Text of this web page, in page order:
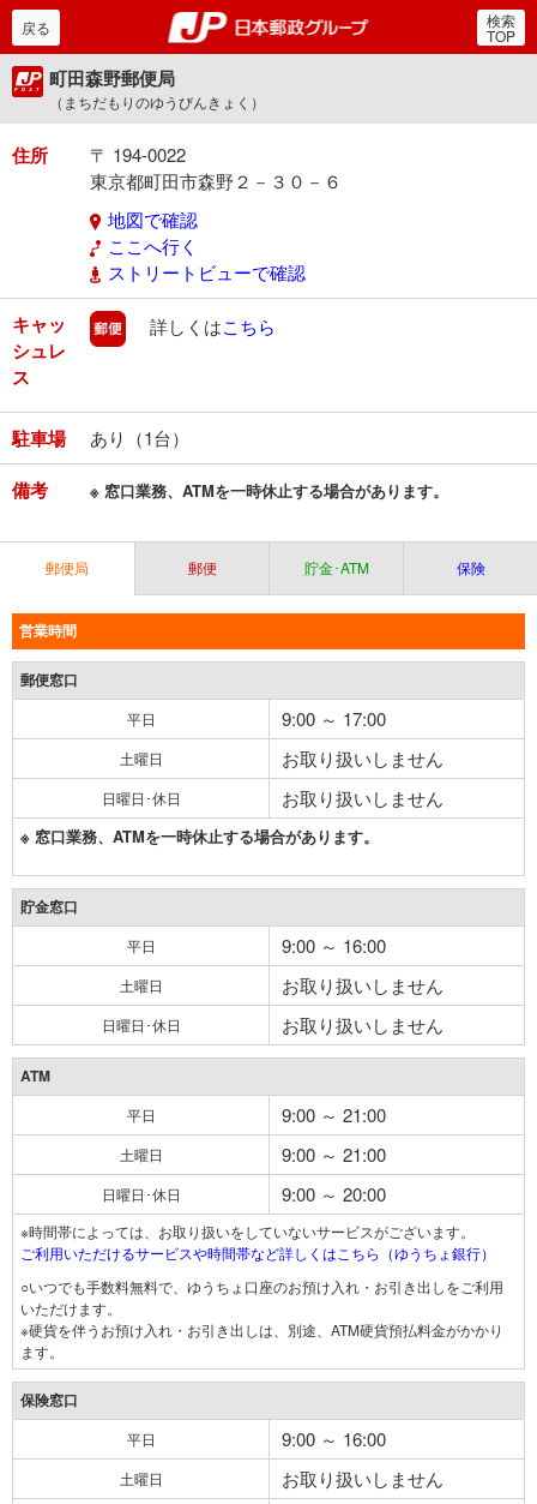
郵便局・日本郵政グルー
戻る 検索
TOP
町田森野郵便局
（まちだもりのゆうびんきょく）
住所
〒 194-0022
東京都町田市森野２－３０－６
地図で確認
ここへ行く
ストリートビューで確認
キャッ
シュレ
ス
郵便
詳しくはこちら
駐車場 あり（1台）
備考 ※ 窓口業務、ATMを一時休止する場合があります。
郵便局 郵便 貯金･ATM 保険
営業時間
郵便窓口
平日 9:00 ～ 17:00
土曜日 お取り扱いしません
日曜日･休日 お取り扱いしません
※ 窓口業務、ATMを一時休止する場合があります。
貯金窓口
平日 9:00 ～ 16:00
土曜日 お取り扱いしません
日曜日･休日 お取り扱いしません
ATM
平日 9:00 ～ 21:00
土曜日 9:00 ～ 21:00
日曜日･休日 9:00 ～ 20:00
※時間帯によっては、お取り扱いをしていないサービスがございます。
ご利用いただけるサービスや時間帯など詳しくはこちら（ゆうちょ銀行）
○いつでも手数料無料で、ゆうちょ口座のお預け入れ・お引き出しをご利用
いただけます。
※硬貨を伴うお預け入れ・お引き出しは、別途、ATM硬貨預払料金がかかり
ます。
保険窓口
平日 9:00 ～ 16:00
土曜日 お取り扱いしません